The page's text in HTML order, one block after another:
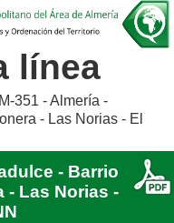
línea
M-351 - Almería -
- Las Norias - El
- Barrio
- Las Norias -